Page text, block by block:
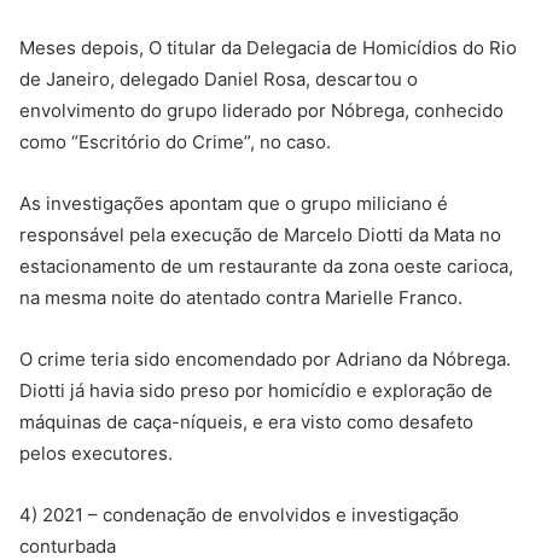
Meses depois, O titular da Delegacia de Homicídios do Rio
de Janeiro, delegado Daniel Rosa, descartou o
envolvimento do grupo liderado por Nóbrega, conhecido
como “Escritório do Crime”, no caso.
As investigações apontam que o grupo miliciano é
responsável pela execução de Marcelo Diotti da Mata no
estacionamento de um restaurante da zona oeste carioca,
na mesma noite do atentado contra Marielle Franco.
O crime teria sido encomendado por Adriano da Nóbrega.
Diotti já havia sido preso por homicídio e exploração de
máquinas de caça-níqueis, e era visto como desafeto
pelos executores.
4) 2021 – condenação de envolvidos e investigação
conturbada